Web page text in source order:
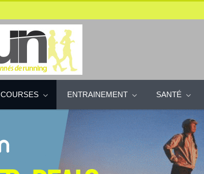
COURSES ENTRAINEMENT SANTÉ